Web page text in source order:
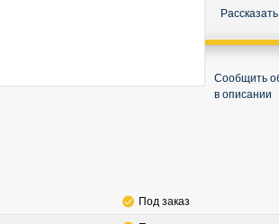
Сообщить
в описании
Под заказ